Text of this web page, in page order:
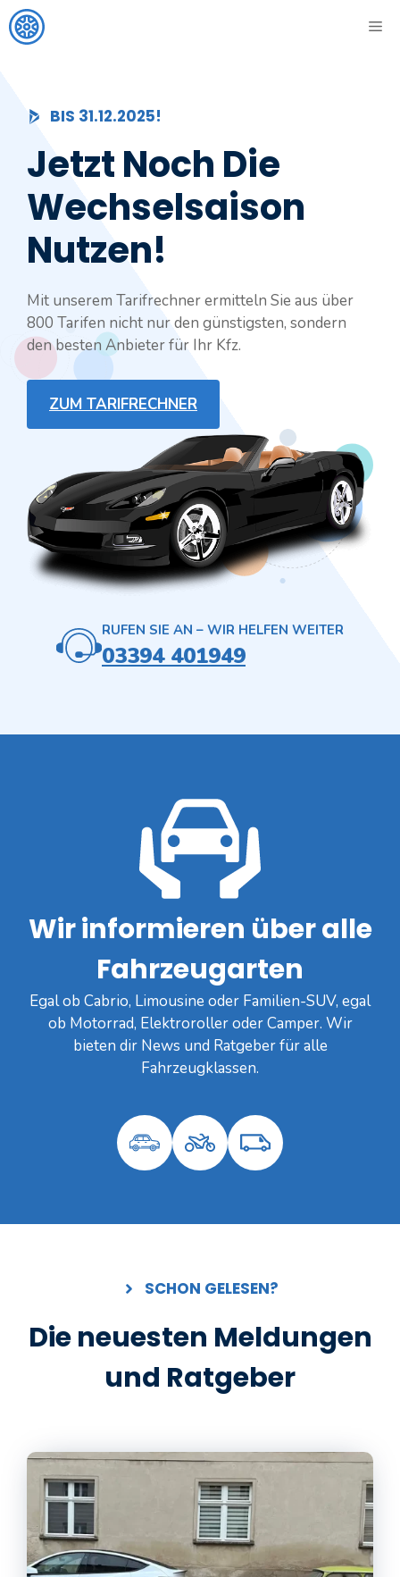
Zum
Inhalt
BIS 31.12.2025!
Jetzt Noch Die
Wechselsaison
Nutzen!
Mit unserem Tarifrechner ermitteln Sie aus über
800 Tarifen nicht nur den günstigsten, sondern
den besten Anbieter für Ihr Kfz.
ZUM TARIFRECHNER
RUFEN SIE AN – WIR HELFEN WEITER
03394 401949
Wir informieren über alle
Fahrzeugarten
Egal ob Cabrio, Limousine oder Familien-SUV, egal
ob Motorrad, Elektroroller oder Camper. Wir
bieten dir News und Ratgeber für alle
Fahrzeugklassen.
SCHON GELESEN?
Die neuesten Meldungen
und Ratgeber